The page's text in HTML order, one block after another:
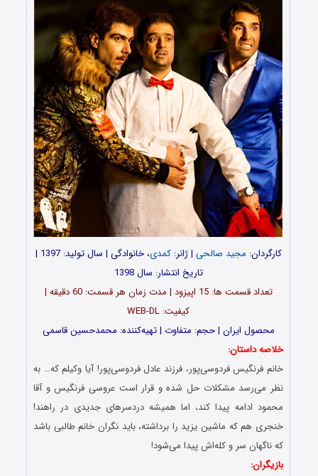
کارگردان: مجید صالحی | ژانر:کمدی
، خانوادگی | سال تولید: 1397 |
تاریخ انتشار: سال 1398
تعداد قسمت ها: 15 اپیزود | مدت زمان هر قسمت: 60 دقیقه |
کیفیت: WEB-DL
محصول ایران | حجم: متفاوت | تهیه‌کننده: محمدحسین قاسمی
خلاصه داستان:
خانم فرنگیس فردوسی‌پور، فرزند عادل فردوسی‌پور! آیا وکیلم که… به
نظر می‌رسد مشکلات حل شده و قرار است عروسی فرنگیس و آقا
محمود ادامه پیدا کند، اما همیشه دردسرهای جدیدی در راهند!
خنجری هم که ماشین یزید را برداشته، باید نگران خانم طالبی باشد
که ناگهان سر و کله‌اش پیدا می‌شود!
بازیگران: